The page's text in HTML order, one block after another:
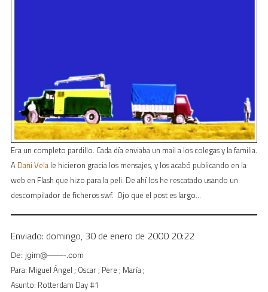
Era un completo pardillo. Cada día enviaba un mail a los colegas y la familia.
A Dani Velale hicieron gracia los mensajes, y los acabó publicando en la
web en Flash que hizo para la peli. De ahí los he rescatado usando un
descompilador de ficheros swf. Ojo que el post es largo…
Enviado: domingo, 30 de enero de 2000 20:22
De: jgim@——-.com
Para: Miguel Ángel ; Oscar ; Pere ; María ;
Asunto: Rotterdam Day #1